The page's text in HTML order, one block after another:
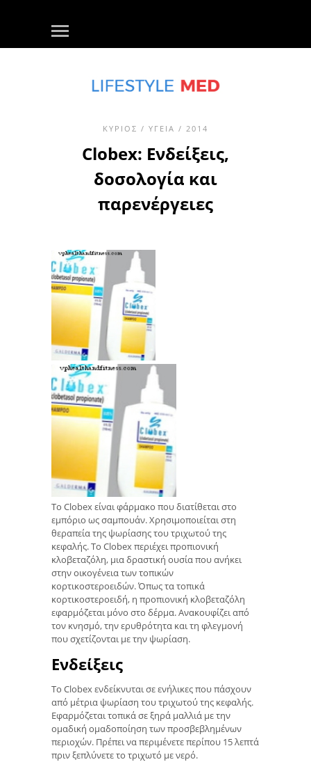
ΚΎΡΙΟΣ / ΥΓΕΊΑ / 2014
Clobex: Ενδείξεις,
δοσολογία και
παρενέργειες
Το Clobex είναι φάρμακο που διατίθεται στο
εμπόριο ως σαμπουάν. Χρησιμοποιείται στη
θεραπεία της ψωρίασης του τριχωτού της
κεφαλής. Το Clobex περιέχει προπιονική
κλοβεταζόλη, μια δραστική ουσία που ανήκει
στην οικογένεια των τοπικών
κορτικοστεροειδών. Όπως τα τοπικά
κορτικοστεροειδή, η προπιονική κλοβεταζόλη
εφαρμόζεται μόνο στο δέρμα. Ανακουφίζει από
τον κνησμό, την ερυθρότητα και τη φλεγμονή
που σχετίζονται με την ψωρίαση.
Ενδείξεις
Το Clobex ενδείκνυται σε ενήλικες που πάσχουν
από μέτρια ψωρίαση του τριχωτού της κεφαλής.
Εφαρμόζεται τοπικά σε ξηρά μαλλιά με την
ομαδική ομαδοποίηση των προσβεβλημένων
περιοχών. Πρέπει να περιμένετε περίπου 15 λεπτά
πριν ξεπλύνετε το τριχωτό με νερό.